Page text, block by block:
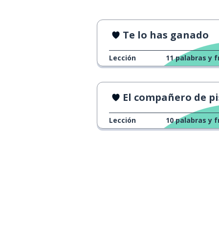
Te lo has ganado
Lección 11 palabras y
El compañero de piso
Lección 10 palabras y